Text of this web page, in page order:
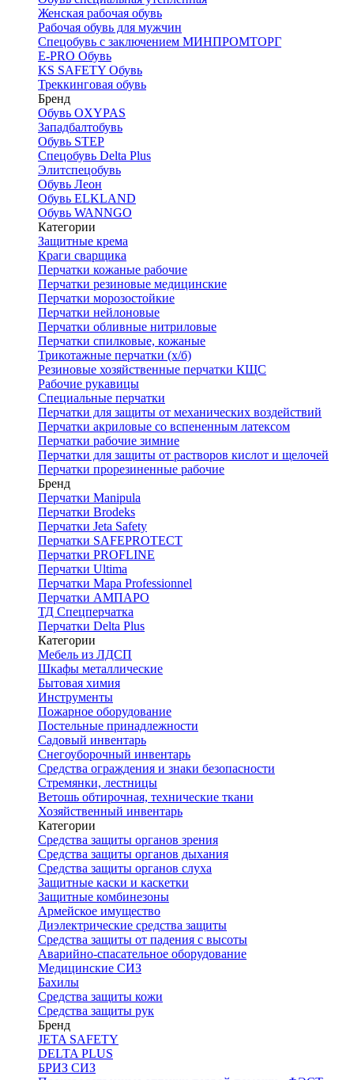
Женская рабочая обувь
Рабочая обувь для мужчин
Спецобувь с заключением МИНПРОМТОРГ
E-PRO Обувь
KS SAFETY Обувь
Треккинговая обувь
Бренд
Обувь OXYPAS
Западбалтобувь
Обувь STEP
Спецобувь Delta Plus
Элитспецобувь
Обувь Леон
Обувь ELKLAND
Обувь WANNGO
Категории
Защитные крема
Краги сварщика
Перчатки кожаные рабочие
Перчатки резиновые медицинские
Перчатки морозостойкие
Перчатки нейлоновые
Перчатки обливные нитриловые
Перчатки спилковые, кожаные
Трикотажные перчатки (х/б)
Резиновые хозяйственные перчатки КЩС
Рабочие рукавицы
Специальные перчатки
Перчатки для защиты от механических воздействий
Перчатки акриловые со вспененным латексом
Перчатки рабочие зимние
Перчатки для защиты от растворов кислот и щелочей
Перчатки прорезиненные рабочие
Бренд
Перчатки Manipula
Перчатки Brodeks
Перчатки Jeta Safety
Перчатки SAFEPROTECT
Перчатки PROFLINE
Перчатки Ultima
Перчатки Мара Professionnel
Перчатки АМПАРО
ТД Спецперчатка
Перчатки Delta Plus
Категории
Мебель из ЛДСП
Шкафы металлические
Бытовая химия
Инструменты
Пожарное оборудование
Постельные принадлежности
Садовый инвентарь
Снегоуборочный инвентарь
Средства ограждения и знаки безопасности
Стремянки, лестницы
Ветошь обтирочная, технические ткани
Хозяйственный инвентарь
Категории
Средства защиты органов зрения
Средства защиты органов дыхания
Средства защиты органов слуха
Защитные каски и каскетки
Защитные комбинезоны
Армейское имущество
Диэлектрические средства защиты
Средства защиты от падения с высоты
Аварийно-спасательное оборудование
Медицинские СИЗ
Бахилы
Средства защиты кожи
Средства защиты рук
Бренд
JETA SAFETY
DELTA PLUS
БРИЗ СИЗ